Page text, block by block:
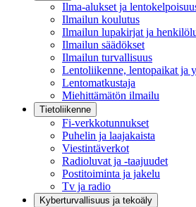
Ilma-alukset ja
Ilmailun koulutus
Ilmailun lupakirjat ja
Ilmailun säädökset
Ilmailun turvallisuus
Lentoliikenne, lentopaikat ja
Lentomatkustaja
Miehittämätön ilmailu
Tietoliikenne
Fi-verkkotunnukset
Puhelin ja laajakaista
Viestintäverkot
Radioluvat ja -taajuudet
Postitoiminta ja jakelu
Tv ja radio
Kyberturvallisuus ja tekoäly